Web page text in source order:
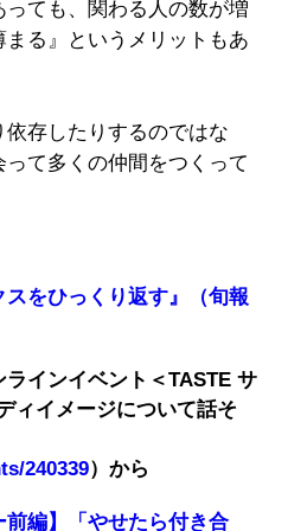
っても、関わる人の数が増
る』というメリットもあ
依存したりするのではな
て多くの仲間をつくって
をひっくり返す』（旬報
インイベント＜TASTE サ
ィイメージについて話そ
240339）から
前編】「やせたら付き合